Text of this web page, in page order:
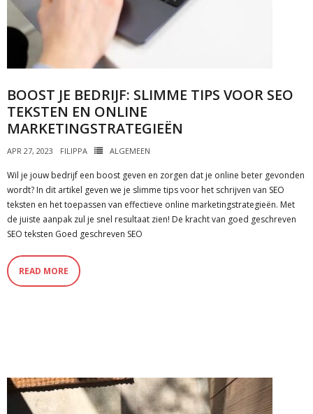
BOOST JE BEDRIJF: SLIMME TIPS VOOR SEO
TEKSTEN EN ONLINE
MARKETINGSTRATEGIEËN
APR 27, 2023 FILIPPA ALGEMEEN
Wil je jouw bedrijf een boost geven en zorgen dat je online beter gevonden
wordt? In dit artikel geven we je slimme tips voor het schrijven van SEO
teksten en het toepassen van effectieve online marketingstrategieën. Met
de juiste aanpak zul je snel resultaat zien! De kracht van goed geschreven
SEO teksten Goed geschreven SEO
READ MORE